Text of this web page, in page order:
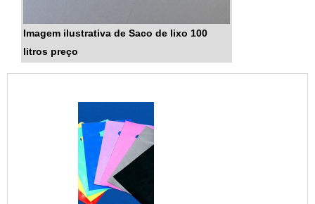
Imagem ilustrativa de Saco de lixo 100
litros preço